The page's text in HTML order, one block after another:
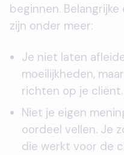
beginnen.
zijn onder meer:
Je niet laten
moeilijkheden,
richten op je cliënt.
Niet je eigen
oordeel vellen. Je
die werkt voor de